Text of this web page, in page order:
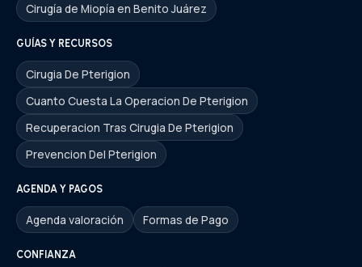
Cirugía de Miopía en Benito Juárez
GUÍAS Y RECURSOS
Cirugia De Pterigion
Cuanto Cuesta La Operacion De Pterigion
Recuperacion Tras Cirugia De Pterigion
Prevencion Del Pterigion
AGENDA Y PAGOS
Agenda valoración Formas de Pago
CONFIANZA